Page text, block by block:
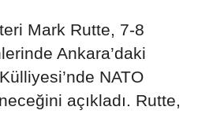
Mark Rutte, 7-8
Ankara’daki
NATO
açıkladı. Rutte,